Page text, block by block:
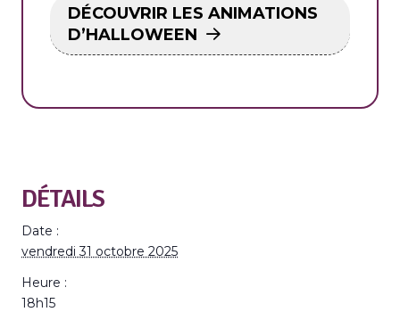
DÉCOUVRIR LES ANIMATIONS
D’HALLOWEEN
DÉTAILS
Date :
vendredi 31 octobre 2025
Heure :
18h15